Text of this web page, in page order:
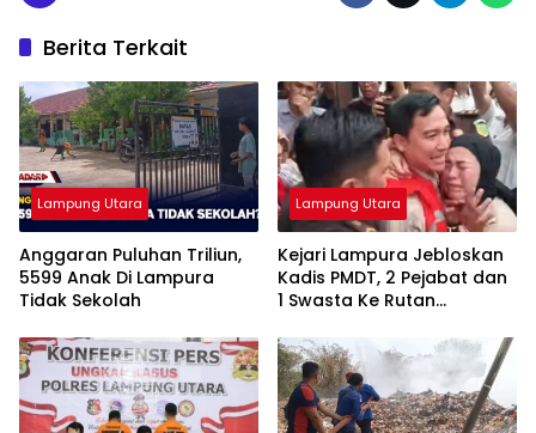
Berita Terkait
Lampung Utara
Anggaran Puluhan Triliun,
5599 Anak Di Lampura
Tidak Sekolah
Lampung Utara
Kejari Lampura Jebloskan
Kadis PMDT, 2 Pejabat dan
1 Swasta Ke Rutan